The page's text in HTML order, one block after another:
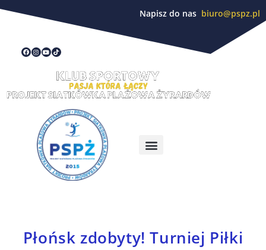
Napisz do nas biuro@pspz.pl
Płońsk zdobyty! Turniej Piłki